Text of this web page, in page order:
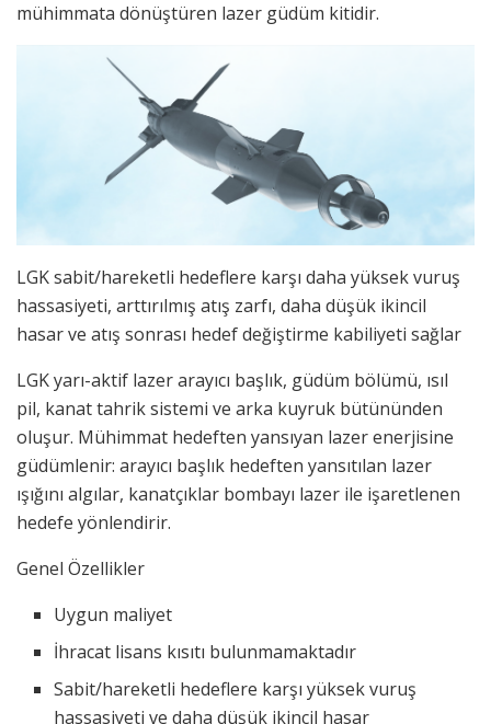
mühimmata dönüştüren lazer güdüm kitidir.
LGK sabit/hareketli hedeflere karşı daha yüksek vuruş
hassasiyeti, arttırılmış atış zarfı, daha düşük ikincil
hasar ve atış sonrası hedef değiştirme kabiliyeti sağlar
LGK yarı-aktif lazer arayıcı başlık, güdüm bölümü, ısıl
pil, kanat tahrik sistemi ve arka kuyruk bütününden
oluşur. Mühimmat hedeften yansıyan lazer enerjisine
güdümlenir: arayıcı başlık hedeften yansıtılan lazer
ışığını algılar, kanatçıklar bombayı lazer ile işaretlenen
hedefe yönlendirir.
Genel Özellikler
Uygun maliyet
İhracat lisans kısıtı bulunmamaktadır
Sabit/hareketli hedeflere karşı yüksek vuruş
hassasiyeti ve daha düşük ikincil hasar